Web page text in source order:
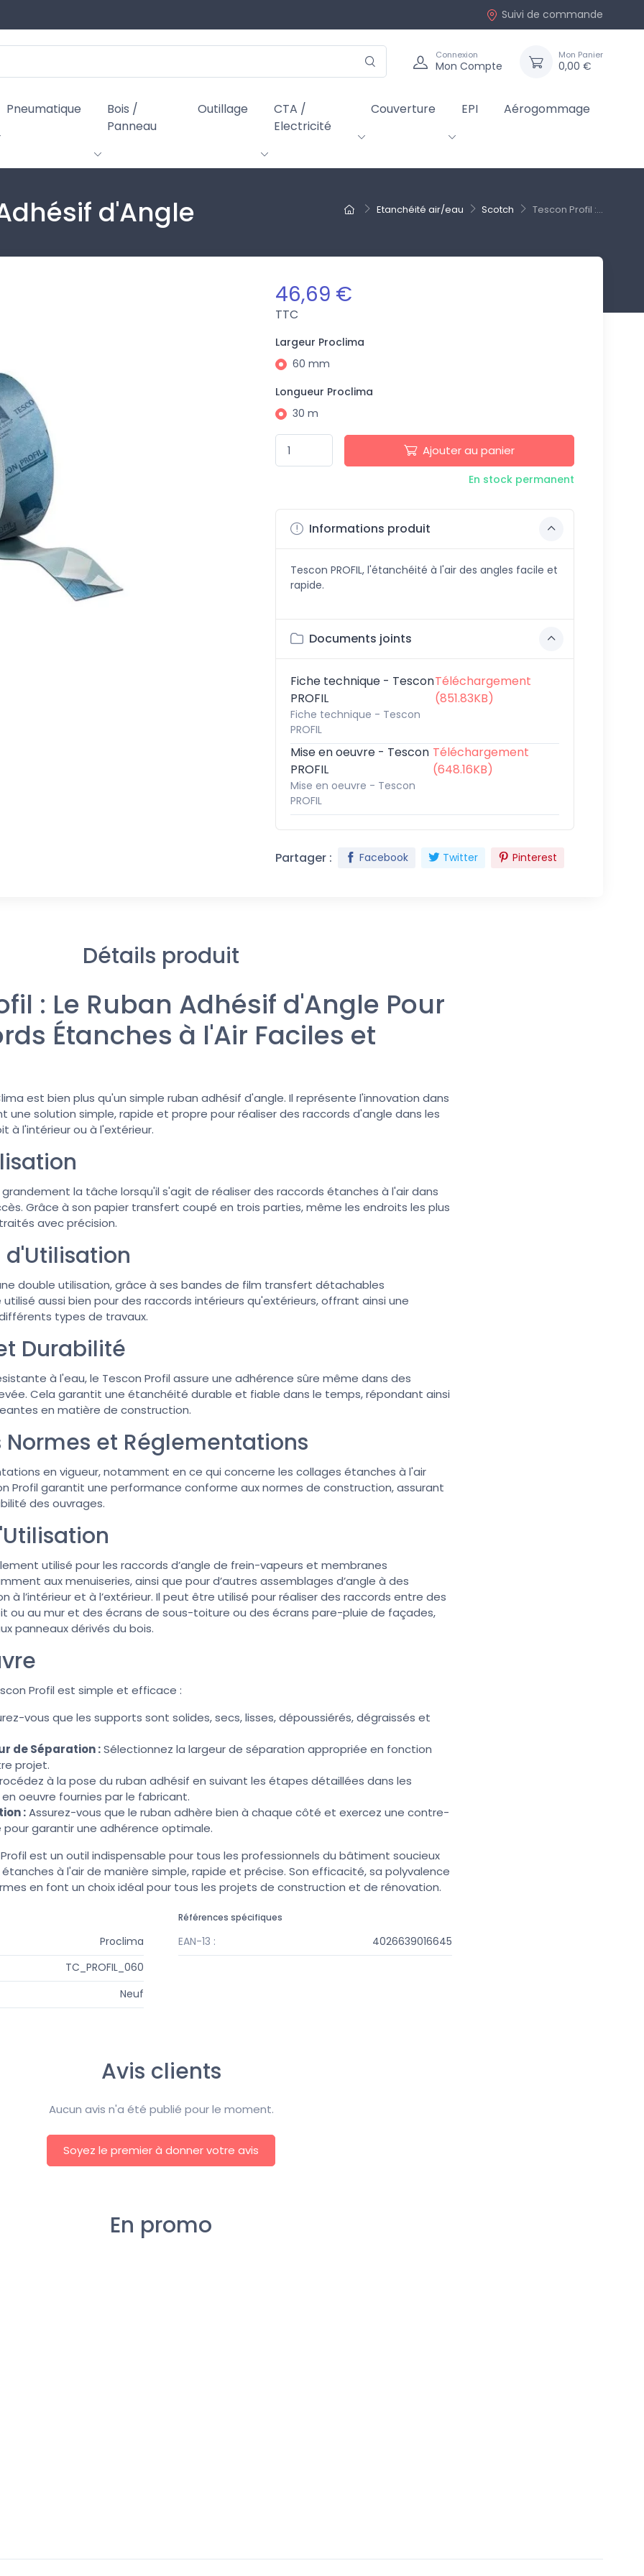
Suivi de commande
Connexion
Mon Compte
Mon Panier
0,00 €
Pneumatique
Bois /
Panneau
Outillage
CTA /
Electricité
Couverture EPI Aérogommage
Etanchéité air/eau Scotch Tescon Profil :...
d'Angle
46,69 €
TTC
Largeur Proclima
60 mm
Longueur Proclima
30 m
Ajouter au panier
En stock permanent
Informations produit
Tescon PROFIL, l'étanchéité à l'air des angles facile et
rapide.
Documents joints
Fiche technique - Tescon
PROFIL
Fiche technique - Tescon
PROFIL
Téléchargement
(851.83KB)
Mise en oeuvre - Tescon
PROFIL
Mise en oeuvre - Tescon
PROFIL
Téléchargement
(648.16KB)
Partager : Facebook Twitter Pinterest
Détails produit
: Le Ruban Adhésif d'Angle Pour
Étanches à l'Air Faciles et
est bien plus qu'un simple ruban adhésif d'angle. Il représente l'innovation dans
une solution simple, rapide et propre pour réaliser des raccords d'angle dans les
à l'intérieur ou à l'extérieur.
grandement la tâche lorsqu'il s'agit de réaliser des raccords étanches à l'air dans
Grâce à son papier transfert coupé en trois parties, même les endroits les plus
avec précision.
double utilisation, grâce à ses bandes de film transfert détachables
aussi bien pour des raccords intérieurs qu'extérieurs, offrant ainsi une
types de travaux.
Durabilité
à l'eau, le Tescon Profil assure une adhérence sûre même dans des
Cela garantit une étanchéité durable et fiable dans le temps, répondant ainsi
en matière de construction.
Normes et Réglementations
en vigueur, notamment en ce qui concerne les collages étanches à l'air
Profil garantit une performance conforme aux normes de construction, assurant
des ouvrages.
utilisé pour les raccords d’angle de frein-vapeurs et membranes
aux menuiseries, ainsi que pour d’autres assemblages d’angle à des
à l’intérieur et à l’extérieur. Il peut être utilisé pour réaliser des raccords entre des
ou au mur et des écrans de sous-toiture ou des écrans pare-pluie de façades,
panneaux dérivés du bois.
Profil est simple et efficace :
vous que les supports sont solides, secs, lisses, dépoussiérés, dégraissés et
de Séparation :Sélectionnez la largeur de séparation appropriée en fonction
projet.
à la pose du ruban adhésif en suivant les étapes détaillées dans les
oeuvre fournies par le fabricant.
:Assurez-vous que le ruban adhère bien à chaque côté et exercez une contre-
garantir une adhérence optimale.
Profil est un outil indispensable pour tous les professionnels du bâtiment soucieux
à l'air de manière simple, rapide et précise. Son efficacité, sa polyvalence
en font un choix idéal pour tous les projets de construction et de rénovation.
Proclima
TC_PROFIL_060
Neuf
Références spécifiques
EAN-13 : 4026639016645
Avis clients
Aucun avis n'a été publié pour le moment.
Soyez le premier à donner votre avis
En promo